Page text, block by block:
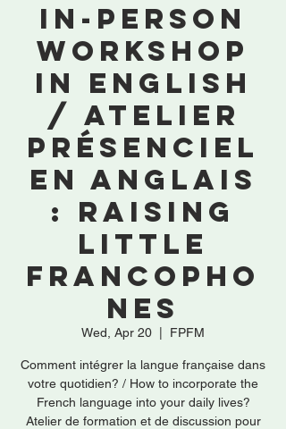
In-person
workshop
in English
/ Atelier
présenciel
en anglais
: Raising
little
francopho
nes
Wed, Apr 20 FPFM
Comment intégrer la langue française dans
votre quotidien? / How to incorporate the
French language into your daily lives?
Atelier de formation et de discussion pour